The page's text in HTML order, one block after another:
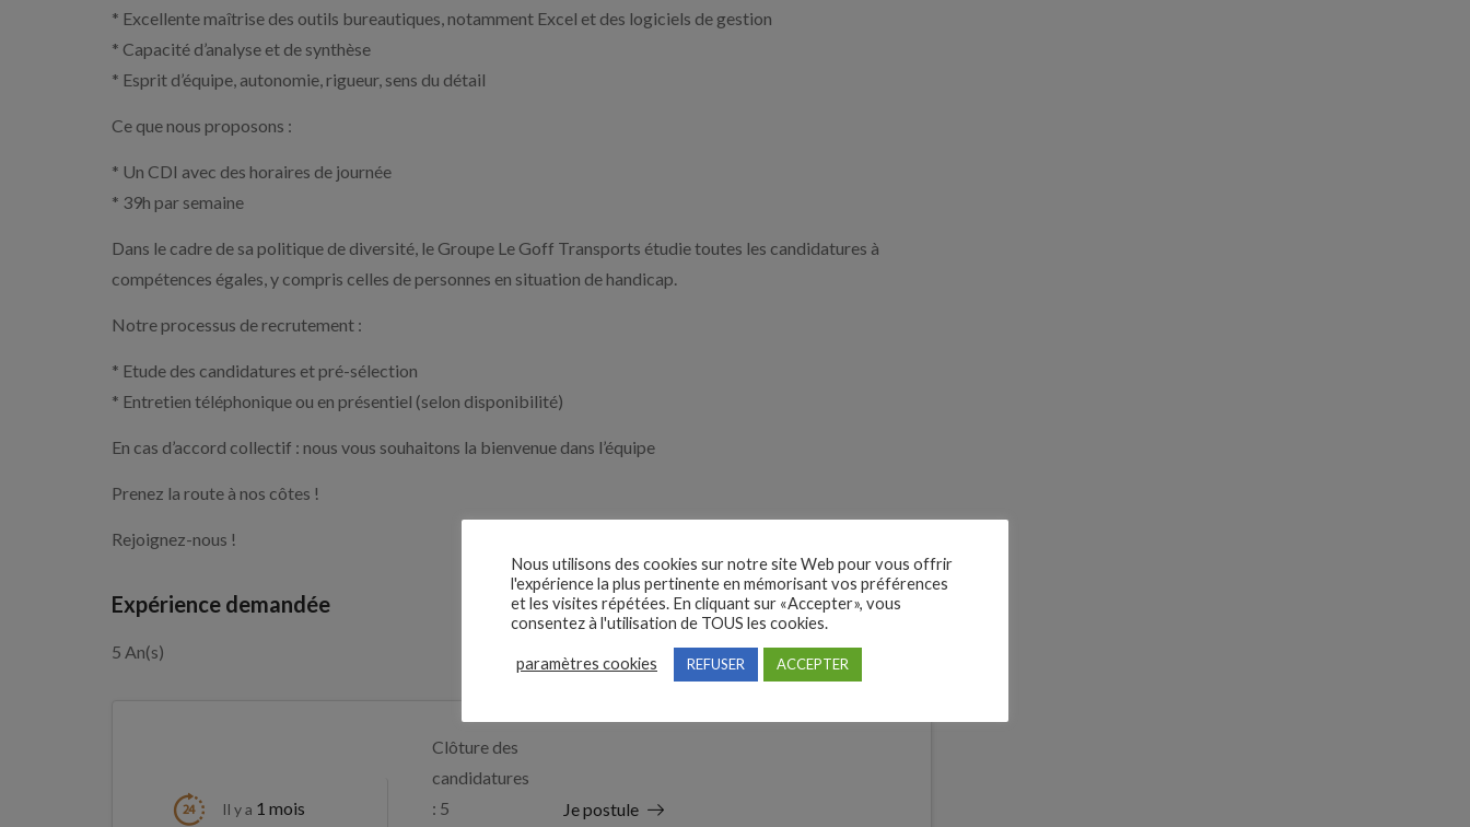
* Excellente maîtrise des outils bureautiques, notamment Excel et des logiciels de gestion
* Capacité d’analyse et de synthèse
* Esprit d’équipe, autonomie, rigueur, sens du détail
Ce que nous proposons :
* Un CDI avec des horaires de journée
* 39h par semaine
Dans le cadre de sa politique de diversité, le Groupe Le Goff Transports étudie toutes les candidatures à
compétences égales, y compris celles de personnes en situation de handicap.
Notre processus de recrutement :
* Etude des candidatures et pré-sélection
* Entretien téléphonique ou en présentiel (selon disponibilité)
En cas d’accord collectif : nous vous souhaitons la bienvenue dans l’équipe
Prenez la route à nos côtes !
Rejoignez-nous !
Expérience demandée
5 An(s)
Il y a 1 mois
Clôture des
candidatures
: 5
Je postule
Nous utilisons des cookies sur notre site Web pour vous offrir
l'expérience la plus pertinente en mémorisant vos préférences
et les visites répétées. En cliquant sur «Accepter», vous
consentez à l'utilisation de TOUS les cookies.
paramètres cookies REFUSER ACCEPTER